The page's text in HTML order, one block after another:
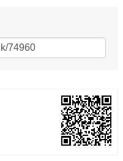
8年弱前